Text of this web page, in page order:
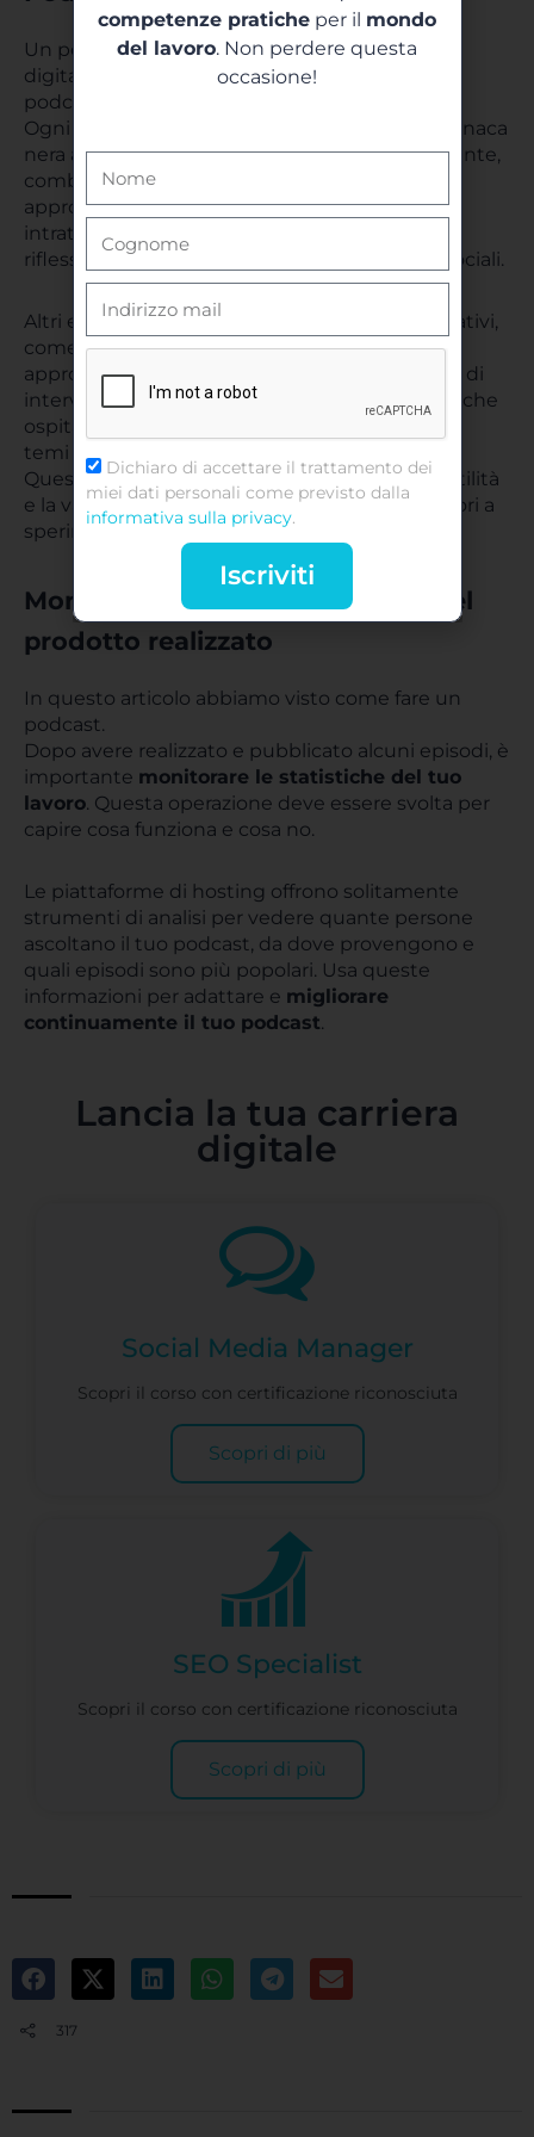
Un podcast d’esempio è “ Serial“, contenuto
digitale che ha rivoluzionato il panorama del
podcasting.
Ogni stagione di “
” esplora un caso di cronaca
nera attraverso un formato narrativo coinvolgente,
combinando interviste, narrazioni e ricerche
approfondite. Questo tipo di podcast non solo
intrattiene, ma stimola anche la curiosità e la
riflessione del pubblico su questioni legali e sociali.
Altri esempi possono includere podcast educativi,
come “Stuff You Should Know“, che offre
approfondimenti su vari argomenti, o podcast di
interviste, come “The Joe Rogan Experience
“, che
ospita conversazioni con esperti e celebrità su
temi di attualità, cultura e scienza.
Questi esempi di podcast dimostrano la versatilità
e la varietà del medium, ispirando nuovi creatori a
sperimentare con stili e formati diversi.
Monitoraggio e miglioramento del
prodotto realizzato
In questo articolo abbiamo visto come fare un
podcast.
Dopo avere realizzato e pubblicato alcuni episodi, è
importante monitorare le statistiche del tuo
lavoro. Questa operazione deve essere svolta per
capire cosa funziona e cosa no.
Le piattaforme di hosting offrono solitamente
strumenti di analisi per vedere quante persone
ascoltano il tuo podcast, da dove provengono e
quali episodi sono più popolari. Usa queste
informazioni per adattare e migliorare
continuamente il tuo podcast.
Lancia la tua carriera
digitale
Social Media Manager
Scopri il corso con certificazione riconosciuta
Scopri di più
SEO Specialist
Scopri il corso con certificazione riconosciuta
Scopri di più
317
competenze pratiche per il mondo
del lavoro. Non perdere questa
occasione!
Dichiaro di accettare il trattamento dei
miei dati personali come previsto dalla
informativa sulla privacy.
Iscriviti